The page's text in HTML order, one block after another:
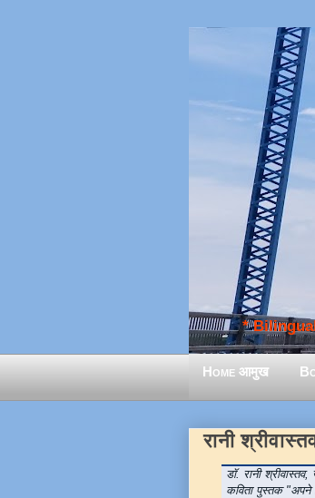
*
Home आमुख
रानी
डॉ. रानी
कविता पुस्तक "अपने